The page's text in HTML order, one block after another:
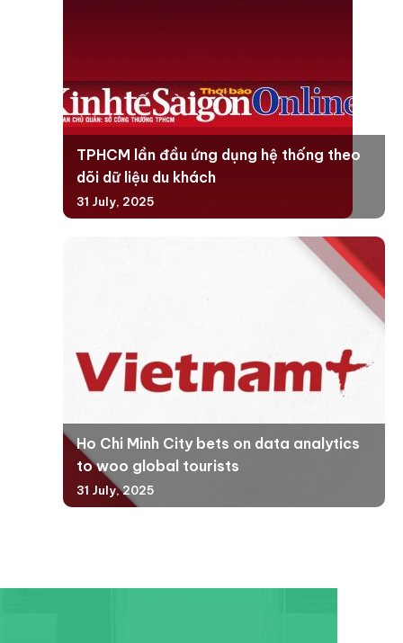
TPHCM lần đầu ứng dụng hệ thống theo
dõi dữ liệu du khách
31 July, 2025
Ho Chi Minh City bets on data analytics
to woo global tourists
31 July, 2025